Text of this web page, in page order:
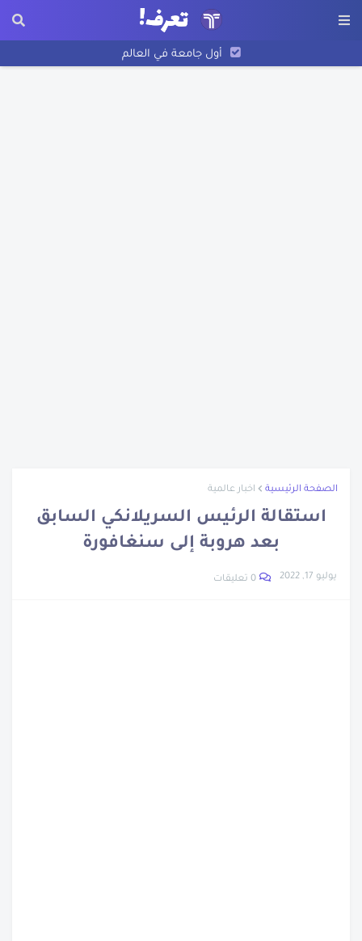
أول جامعة في العالم
نبذة عن جون لوجي بيرد
العشرة المبشرين بالجنة
الصفحة الرئيسية اخبار عالمية
استقالة الرئيس السريلانكي السابق
بعد هروبة إلى سنغافورة
يوليو 17, 2022 0 تعليقات